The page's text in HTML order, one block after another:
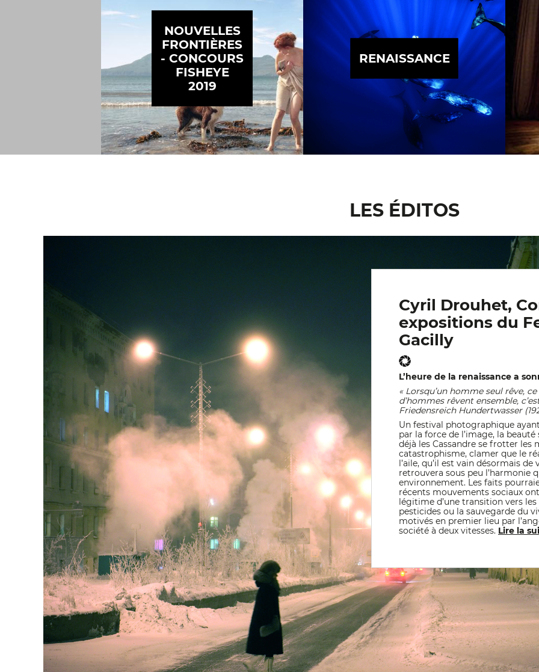
NOUVELLES
FRONTIÈRES
- CONCOURS
FISHEYE
2019
RENAISSANCE
LES ÉDITOS
Cyril Drouhet,
expositions du
Gacilly
L’heure de la renaissance a
« Lorsqu’un homme seul rêve,
d’hommes rêvent ensemble,
Friedensreich Hundertwasser
Un festival photographique
par la force de l’image, la
déjà les Cassandre se frotter les
catastrophisme, clamer que le
l’aile, qu’il est vain désormais
retrouvera sous peu l’harmonie
environnement. Les faits
récents mouvements sociaux
légitime d’une transition vers les
pesticides ou la sauvegarde du
motivés en premier lieu par
société à deux vitesses. Lire la